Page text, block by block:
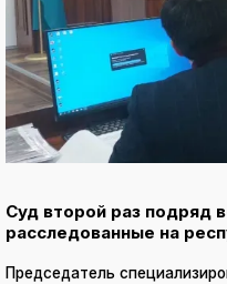
Суд второй раз подряд
расследованные на
Председатель